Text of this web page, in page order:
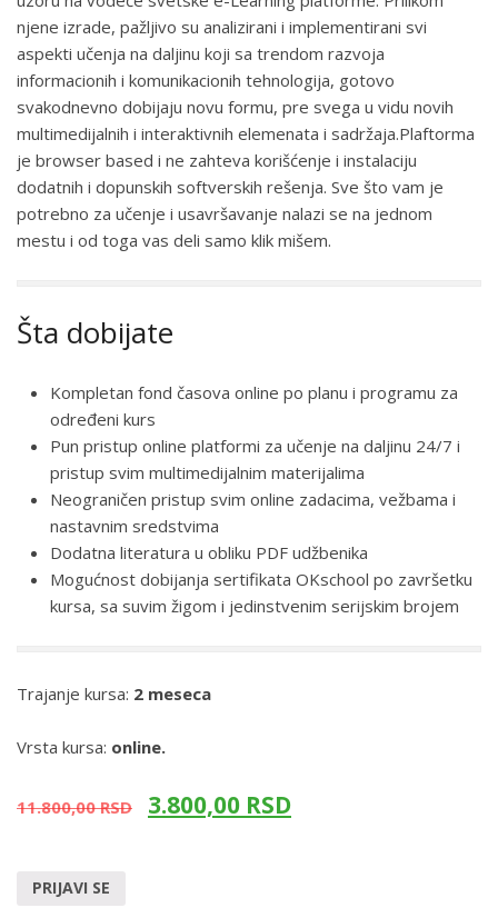
njene izrade, pažljivo su analizirani i implementirani svi
aspekti učenja na daljinu koji sa trendom razvoja
informacionih i komunikacionih tehnologija, gotovo
svakodnevno dobijaju novu formu, pre svega u vidu novih
multimedijalnih i interaktivnih elemenata i sadržaja.Plaftorma
je browser based i ne zahteva korišćenje i instalaciju
dodatnih i dopunskih softverskih rešenja. Sve što vam je
potrebno za učenje i usavršavanje nalazi se na jednom
mestu i od toga vas deli samo klik mišem.
Šta dobijate
Kompletan fond časova online po planu i programu za
određeni kurs
Pun pristup online platformi za učenje na daljinu 24/7 i
pristup svim multimedijalnim materijalima
Neograničen pristup svim online zadacima, vežbama i
nastavnim sredstvima
Dodatna literatura u obliku PDF udžbenika
Mogućnost dobijanja sertifikata OKschool po završetku
kursa, sa suvim žigom i jedinstvenim serijskim brojem
Trajanje kursa: 2 meseca
Vrsta kursa: online.
11.800,00RSD 3.800,00 RSD
PRIJAVI SE